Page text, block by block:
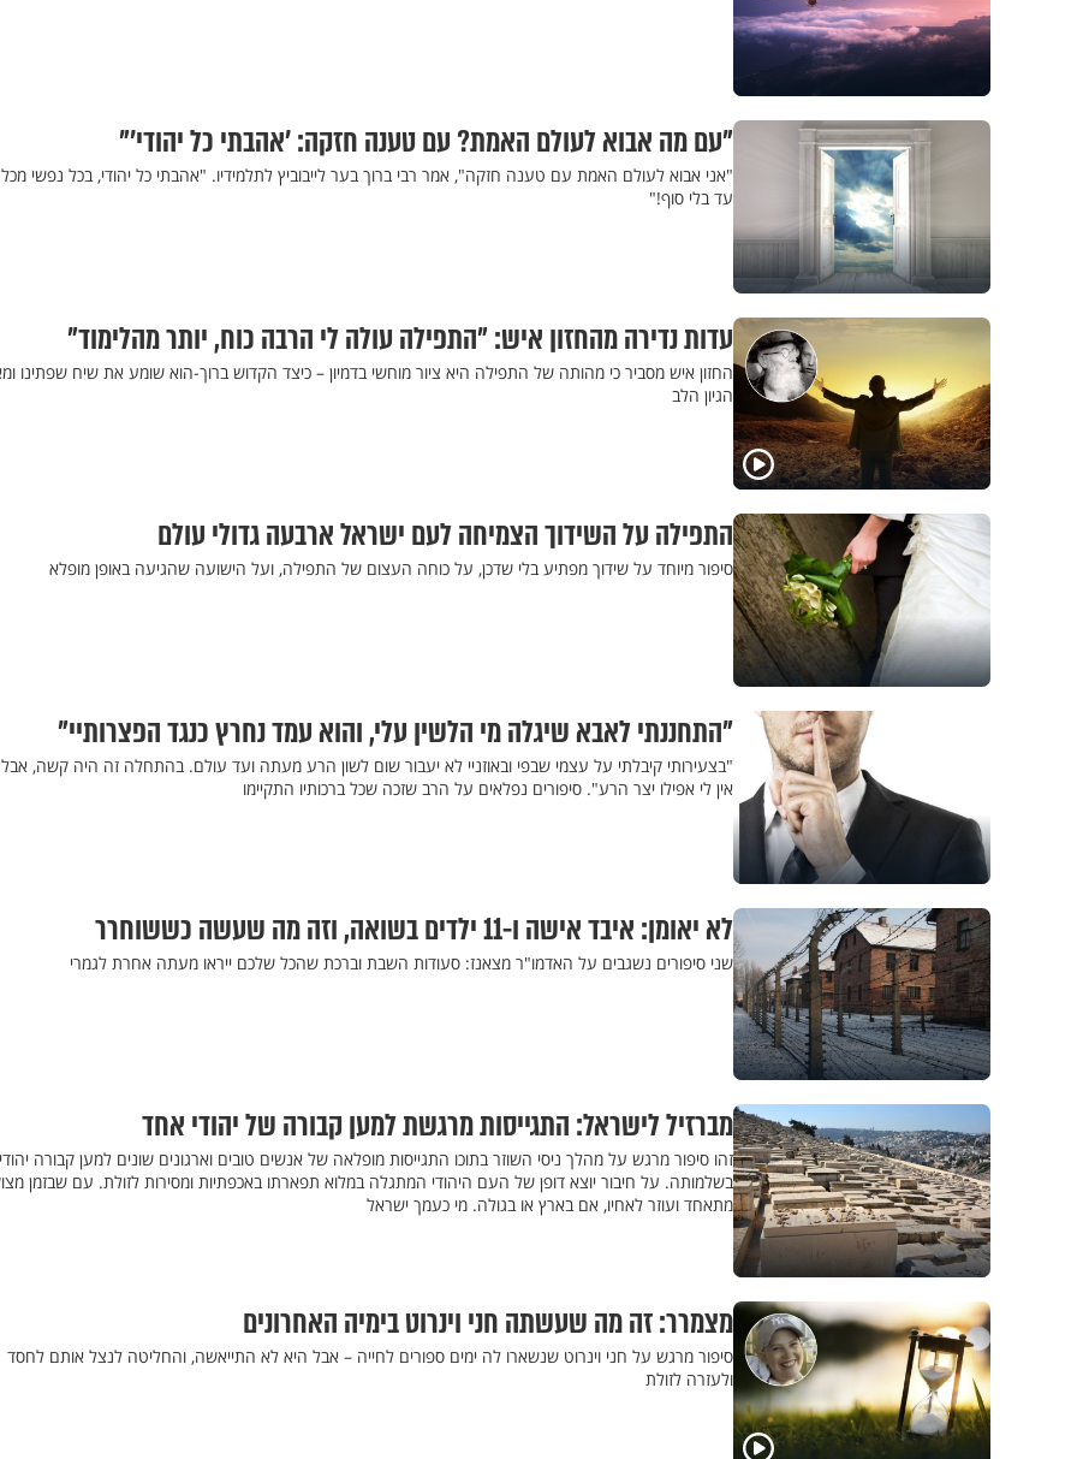
"עם מה אבוא לעולם האמת? עם טענה חזקה: ’אהבתי כל יהודי’"
"אני אבוא לעולם האמת עם טענה חזקה", אמר רבי ברוך בער לייבוביץ לתלמידיו. "אהבתי כל יהודי, בכל נפשי
עד בלי סוף!"
עדות נדירה מהחזון איש: "התפילה עולה לי הרבה כוח, יותר מהלימוד"
החזון איש מסביר כי מהותה של התפילה היא ציור מוחשי בדמיון – כיצד הקדוש ברוך-הוא שומע את שיח שפתינו
הגיון הלב
​התפילה על השידוך הצמיחה לעם ישראל ארבעה גדולי עולם
סיפור מיוחד על שידוך מפתיע בלי שדכן, על כוחה העצום של התפילה, ועל הישועה שהגיעה באופן מופלא
"התחננתי לאבא שיגלה מי הלשין עלי, והוא עמד נחרץ כנגד הפצרותיי"
"בצעירותי קיבלתי על עצמי שבפי ובאוזניי לא יעבור שום לשון הרע מעתה ועד עולם. בהתחלה זה היה קשה,
אין לי אפילו יצר הרע". סיפורים נפלאים על הרב שזכה שכל ברכותיו התקיימו
לא יאומן: איבד אישה ו-11 ילדים בשואה, וזה מה שעשה כששוחרר
שני סיפורים נשגבים על האדמו"ר מצאנז: סעודות השבת וברכת שהכל שלכם ייראו מעתה אחרת לגמרי
מברזיל לישראל: התגייסות מרגשת למען קבורה של יהודי אחד
זהו סיפור מרגש על מהלך ניסי השוזר בתוכו התגייסות מופלאה של אנשים טובים וארגונים שונים למען קבורה
בשלמותה. על חיבור יוצא דופן של העם היהודי המתגלה במלוא תפארתו באכפתיות ומסירות לזולת. עם שבזמן
מתאחד ועוזר לאחיו, אם בארץ או בגולה. מי כעמך ישראל
מצמרר: זה מה שעשתה חני וינרוט בימיה האחרונים
סיפור מרגש על חני וינרוט שנשארו לה ימים ספורים לחייה – אבל היא לא התייאשה, והחליטה לנצל אותם לחסד
ולעזרה לזולת